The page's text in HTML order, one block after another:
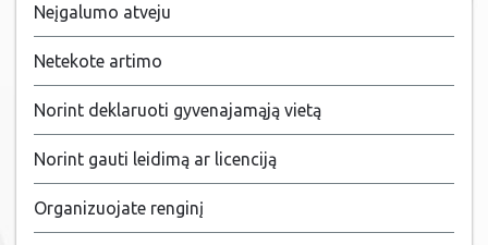
Neįgalumo atveju
Netekote artimo
Norint deklaruoti gyvenajamąją vietą
Norint gauti leidimą ar licenciją
Organizuojate renginį